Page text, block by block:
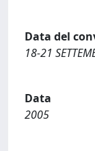
Data del
18-21
Data
2005